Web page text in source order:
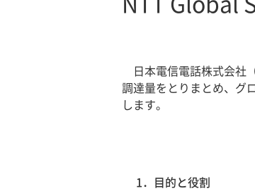
日本電信電話株式会社
調達量をとりまとめ、グ
します。
1．目的と役割